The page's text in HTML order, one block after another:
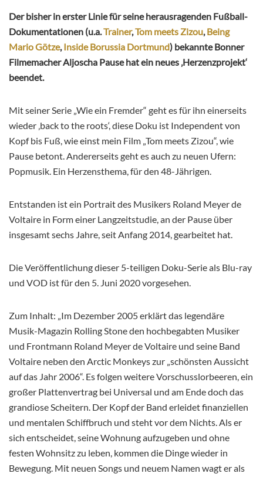
Der bisher in erster Linie für seine herausragenden Fußball-
Dokumentationen (u.a.Trainer,Tom meets Zizou,Being
Mario Götze,Inside Borussia Dortmund) bekannte Bonner
Filmemacher Aljoscha Pause hat ein neues ‚Herzenzprojekt‘
beendet.
Mit seiner Serie „Wie ein Fremder“ geht es für ihn einerseits
wieder ‚back to the roots‘, diese Doku ist Independent von
Kopf bis Fuß, wie einst mein Film „Tom meets Zizou“, wie
Pause betont. Andererseits geht es auch zu neuen Ufern:
Popmusik. Ein Herzensthema, für den 48-Jährigen.
Entstanden ist ein Portrait des Musikers Roland Meyer de
Voltaire in Form einer Langzeitstudie, an der Pause über
insgesamt sechs Jahre, seit Anfang 2014, gearbeitet hat.
Die Veröffentlichung dieser 5-teiligen Doku-Serie als Blu-ray
und VOD ist für den 5. Juni 2020 vorgesehen.
Zum Inhalt: „Im Dezember 2005 erklärt das legendäre
Musik-Magazin Rolling Stone den hochbegabten Musiker
und Frontmann Roland Meyer de Voltaire und seine Band
Voltaire neben den Arctic Monkeys zur „schönsten Aussicht
auf das Jahr 2006“. Es folgen weitere Vorschusslorbeeren, ein
großer Plattenvertrag bei Universal und am Ende doch das
grandiose Scheitern. Der Kopf der Band erleidet finanziellen
und mentalen Schiffbruch und steht vor dem Nichts. Als er
sich entscheidet, seine Wohnung aufzugeben und ohne
festen Wohnsitz zu leben, kommen die Dinge wieder in
Bewegung. Mit neuen Songs und neuem Namen wagt er als